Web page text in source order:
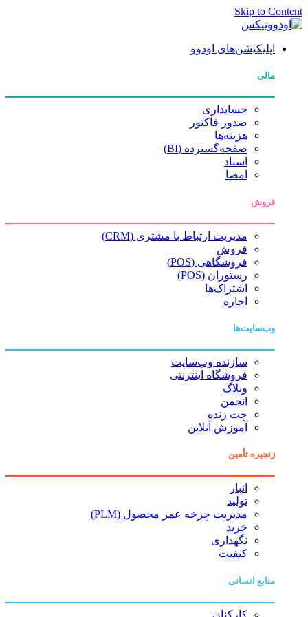
Skip to Content
اپلیکیشن‌های اودوو
مالی
حسابداری
صدور فاکتور
هزینه‌ها
صفحه‌گسترده (BI)
اسناد
امضا
فروش
مدیریت ارتباط با مشتری (CRM)
فروش
فروشگاهی (POS)
رستوران (POS)
اشتراک‌ها
اجاره
وب‌سایت‌ها
سازنده وب‌سایت
فروشگاه اینترنتی
وبلاگ
انجمن
چت زنده
آموزش آنلاین
زنجیره تأمین
انبار
تولید
مدیریت چرخه عمر محصول (PLM)
خرید
نگهداری
کیفیت
منابع انسانی
کارکنان